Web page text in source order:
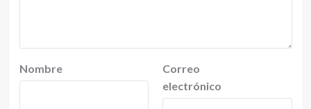
Nombre
Correo
electrónico